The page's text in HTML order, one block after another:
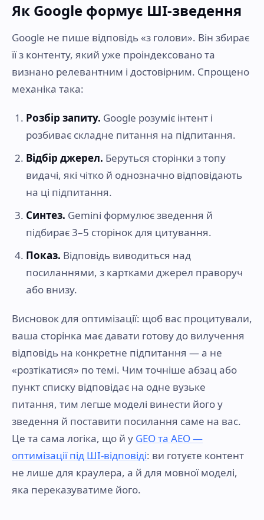
Як Google формує ШІ-зведення
Google не пише відповідь «з голови». Він збирає
її з контенту, який уже проіндексовано та
визнано релевантним і достовірним. Спрощено
механіка така:
Розбір запиту. Google розуміє інтент і
розбиває складне питання на підпитання.
Відбір джерел. Беруться сторінки з топу
видачі, які чітко й однозначно відповідають
на ці підпитання.
Синтез. Gemini формулює зведення й
підбирає 3–5 сторінок для цитування.
Показ. Відповідь виводиться над
посиланнями, з картками джерел праворуч
або внизу.
Висновок для оптимізації: щоб вас процитували,
ваша сторінка має давати готову до вилучення
відповідь на конкретне підпитання — а не
«розтікатися» по темі. Чим точніше абзац або
пункт списку відповідає на одне вузьке
питання, тим легше моделі винести його у
зведення й поставити посилання саме на вас.
Це та сама логіка, що й у GEO та AEO —
оптимізації під ШІ-відповіді: ви готуєте контент
не лише для краулера, а й для мовної моделі,
яка переказуватиме його.